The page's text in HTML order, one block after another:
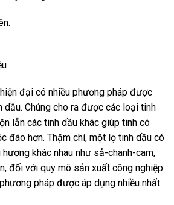
đại có nhiều phương pháp được
dầu. Chúng cho ra được các loại tinh
lẫn các tinh dầu khác giúp tinh có
đáo hơn. Thậm chí, một lọ tinh dầu có
khác nhau như sả-chanh-cam,
đối với quy mô sản xuất công nghiệp
pháp được áp dụng nhiều nhất